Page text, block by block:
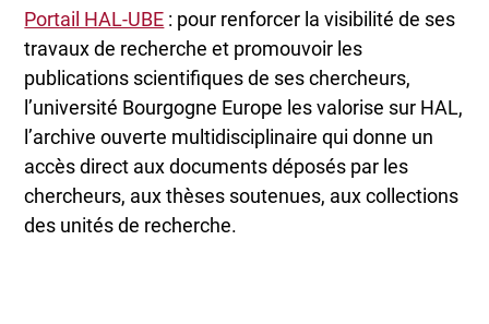
Portail HAL-UBE : pour renforcer la visibilité de ses
travaux de recherche et promouvoir les
publications scientifiques de ses chercheurs,
l’université Bourgogne Europe les valorise sur HAL,
l’archive ouverte multidisciplinaire qui donne un
accès direct aux documents déposés par les
chercheurs, aux thèses soutenues, aux collections
des unités de recherche.